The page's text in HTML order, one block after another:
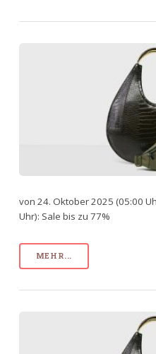
von 24. Oktober 2025 (05:00
Uhr): Sale bis zu 77%
MEHR...